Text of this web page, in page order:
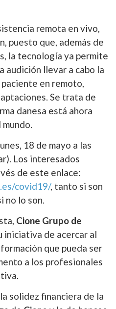
remota en vivo,
puesto que, además de
la tecnología ya permite
audición llevar a cabo la
en remoto,
Se trata de
danesa está ahora
18 de mayo a las
Los interesados
de este enlace:
covid19/, tanto si son
no lo son.
Cione Grupo de
iniciativa de acercar al
que pueda ser
a los profesionales
solidez financiera de la